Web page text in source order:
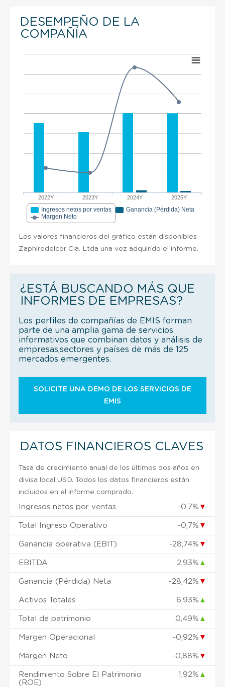
DESEMPEÑO DE LA
COMPAÑÍA
2022Y 2023Y 2024Y 2025Y
Ingresos netos por ventas
Ganancia (Pérdida) Neta
Margen Neto
Los valores financieros del gráfico están disponibles
Zaphiredelcor Cia. Ltda una vez adquirido el informe.
¿ESTÁ BUSCANDO MÁS QUE
INFORMES DE EMPRESAS?
Los perfiles de compañías de EMIS forman
parte de una amplia gama de servicios
informativos que combinan datos y análisis de
empresas,sectores y países de más de 125
mercados emergentes.
SOLICITE UNA DEMO DE LOS SERVICIOS DE
EMIS
DATOS FINANCIEROS CLAVES
Tasa de crecimiento anual de los últimos dos años en
divisa local USD. Todos los datos financieros están
incluidos en el informe comprado.
Ingresos netos por ventas -0,7% ▼
Total Ingreso Operativo -0,7% ▼
Ganancia operativa (EBIT) -28,74% ▼
EBITDA 2,93% ▲
Ganancia (Pérdida) Neta -28,42% ▼
Activos Totales 6,93% ▲
Total de patrimonio 0,49% ▲
Margen Operacional -0,92% ▼
Margen Neto -0,88% ▼
Rendimiento Sobre El Patrimonio
(ROE)
1,92% ▲